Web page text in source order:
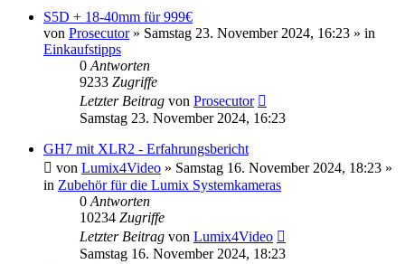
S5D + 18-40mm für 999€
von Prosecutor» Samstag 23. November 2024, 16:23 » in
Einkaufstipps
0 Antworten
9233 Zugriffe
Letzter Beitrag von Prosecutor
Samstag 23. November 2024, 16:23
GH7 mit XLR2 - Erfahrungsbericht
von Lumix4Video » Samstag 16. November 2024, 18:23 »
in Zubehör für die Lumix Systemkameras
0 Antworten
10234 Zugriffe
Letzter Beitrag von Lumix4Video
Samstag 16. November 2024, 18:23